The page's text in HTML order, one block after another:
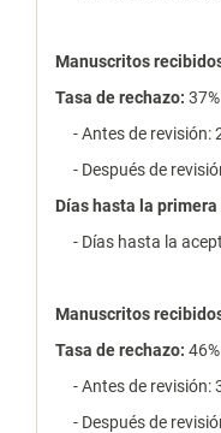
Manuscritos
Tasa de rechazo:
- Antes de revisión:
- Después de
Días hasta la
- Días hasta la
Manuscritos
Tasa de rechazo:
- Antes de revisión:
- Después de